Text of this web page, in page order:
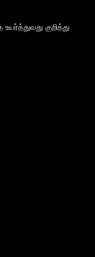
குறித்து